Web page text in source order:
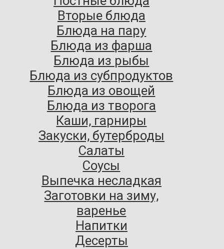
Вторые блюда
Блюда на пару
Блюда из фарша
Блюда из рыбы
Блюда из субпродуктов
Блюда из овощей
Блюда из творога
Каши, гарниры
Закуски, бутерброды
Салаты
Соусы
Выпечка несладкая
Заготовки на зиму,
варенье
Напитки
Десерты